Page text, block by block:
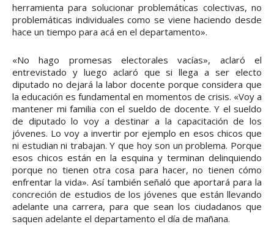
a
u
d
o
herramienta para solucionar problemáticas colectivas, no
problemáticas individuales como se viene haciendo desde
hace un tiempo para acá en el departamento».
«No hago promesas electorales vacías», aclaró el
entrevistado y luego aclaró que si llega a ser electo
diputado no dejará la labor docente porque considera que
la educación es fundamental en momentos de crisis. «Voy a
mantener mi familia con el sueldo de docente. Y el sueldo
de diputado lo voy a destinar a la capacitación de los
jóvenes. Lo voy a invertir por ejemplo en esos chicos que
ni estudian ni trabajan. Y que hoy son un problema. Porque
esos chicos están en la esquina y terminan delinquiendo
porque no tienen otra cosa para hacer, no tienen cómo
enfrentar la vida». Así también señaló que aportará para la
concreción de estudios de los jóvenes que están llevando
adelante una carrera, para que sean los ciudadanos que
saquen adelante el departamento el día de mañana.